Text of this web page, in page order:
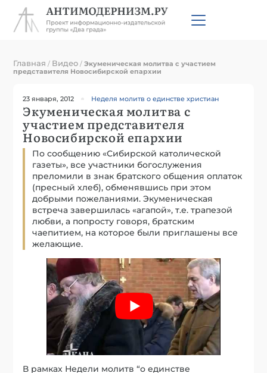
Главная / Видео /Экуменическая молитва с участием
представителя Новосибирской епархии
23 января, 2012 Неделя молитв о единстве христиан
Экуменическая молитва с
участием представителя
Новосибирской епархии
По сообщению «Сибирской католической
газеты», все участники богослужения
преломили в знак братского общения оплаток
(пресный хлеб), обменявшись при этом
добрыми пожеланиями. Экуменическая
встреча завершилась «агапой», т.е. трапезой
любви, а попросту говоря, братским
чаепитием, на которое были приглашены все
желающие.
В рамках Недели молитв “о единстве